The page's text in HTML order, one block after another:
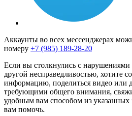
Аккаунты во всех мессенджерах
номеру +7 (985) 189-28-20
Если вы столкнулись с нарушениями
другой несправедливостью, хотите
информацию, поделиться видео или
требующими общего внимания,
удобным вам способом из указанных
вам помочь.